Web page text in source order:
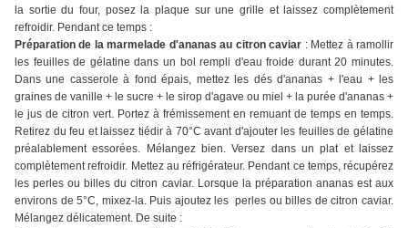
la sortie du four, posez la plaque sur une grille et laissez complètement
refroidir. Pendant ce temps :
Préparation de la marmelade d'ananas au citron caviar : Mettez à ramollir
les feuilles de gélatine dans un bol rempli d'eau froide durant 20 minutes.
Dans une casserole à fond épais, mettez les dés d'ananas + l'eau + les
graines de vanille + le sucre + le sirop d'agave ou miel + la purée d'ananas +
le jus de citron vert. Portez à frémissement en remuant de temps en temps.
Retirez du feu et laissez tiédir à 70°C avant d'ajouter les feuilles de gélatine
préalablement essorées. Mélangez bien. Versez dans un plat et laissez
complètement refroidir. Mettez au réfrigérateur. Pendant ce temps, récupérez
les perles ou billes du citron caviar. Lorsque la préparation ananas est aux
environs de 5°C, mixez-la. Puis ajoutez les perles ou billes de citron caviar.
Mélangez délicatement. De suite :